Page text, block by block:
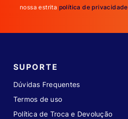
nossa estrita política de privacidade
SUPORTE
Dúvidas Frequentes
Termos de uso
Política de Troca e Devolução